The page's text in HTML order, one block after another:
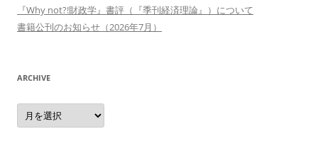
『Why not?!財政学』書評（『季刊経済理論』）について
書籍公刊のお知らせ（2026年7月）
ARCHIVE
Archive